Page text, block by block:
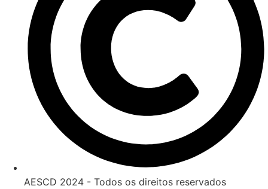
AESCD 2024 - Todos os direitos reservados